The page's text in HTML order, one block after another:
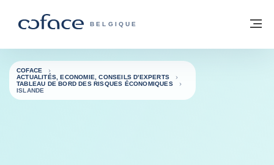
COFACE, FOR TRADE - PAGE
BELGIQUE
Retour à la page d'accueil
COFACE
ACTUALITÉS, ECONOMIE, CONSEILS D'EXPERTS
TABLEAU DE BORD DES RISQUES ÉCONOMIQUES
ISLANDE